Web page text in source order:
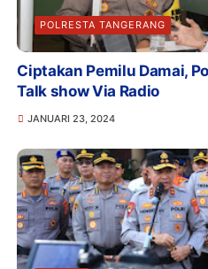
POLRESTA TANGERANG
Ciptakan Pemilu Damai,
Talk show Via Radio
JANUARI 23, 2024